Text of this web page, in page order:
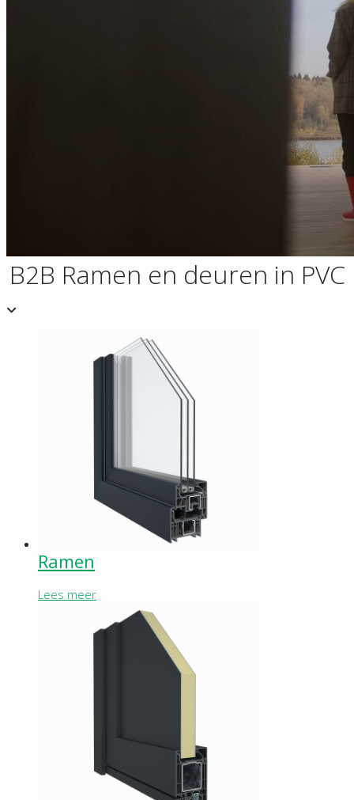
B2B Ramen en deuren in PVC
Ramen
Lees meer